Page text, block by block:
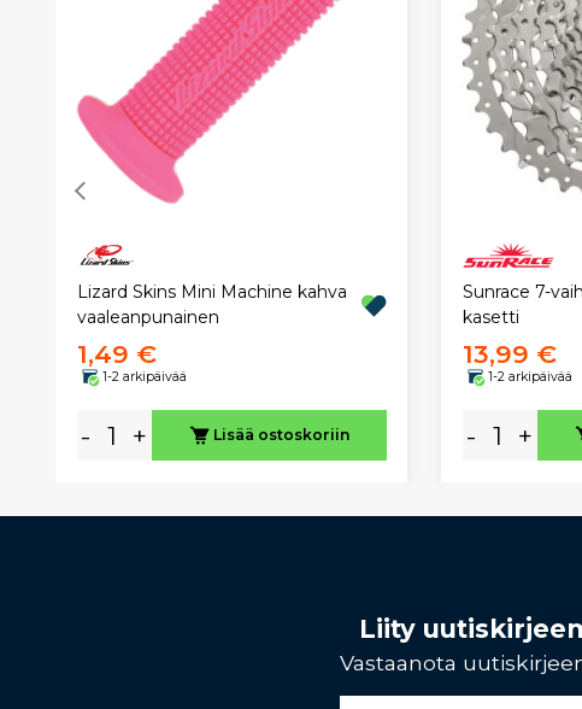
Lizard Skins Mini Machine kahva
vaaleanpunainen
1,49 €
1-2 arkipäivää
- + Lisää ostoskoriin
Sunrace 7-
kasetti
13,99 €
1-2 arkipäivää
- +
Liity
Vastaanota